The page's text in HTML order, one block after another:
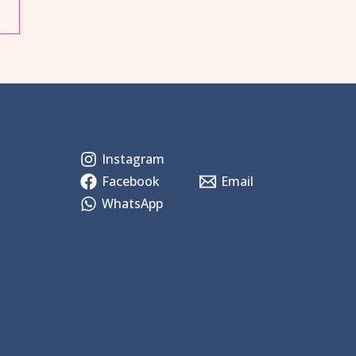
Instagram
Facebook
Email
WhatsApp